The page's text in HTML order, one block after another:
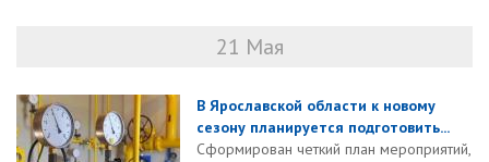
21 Мая
В Ярославской области к новому
сезону планируется подготовить...
Сформирован четкий план мероприятий,